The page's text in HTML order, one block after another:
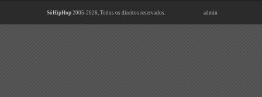
SóHipHop 2005-2026, Todos os direitos reservados. admin